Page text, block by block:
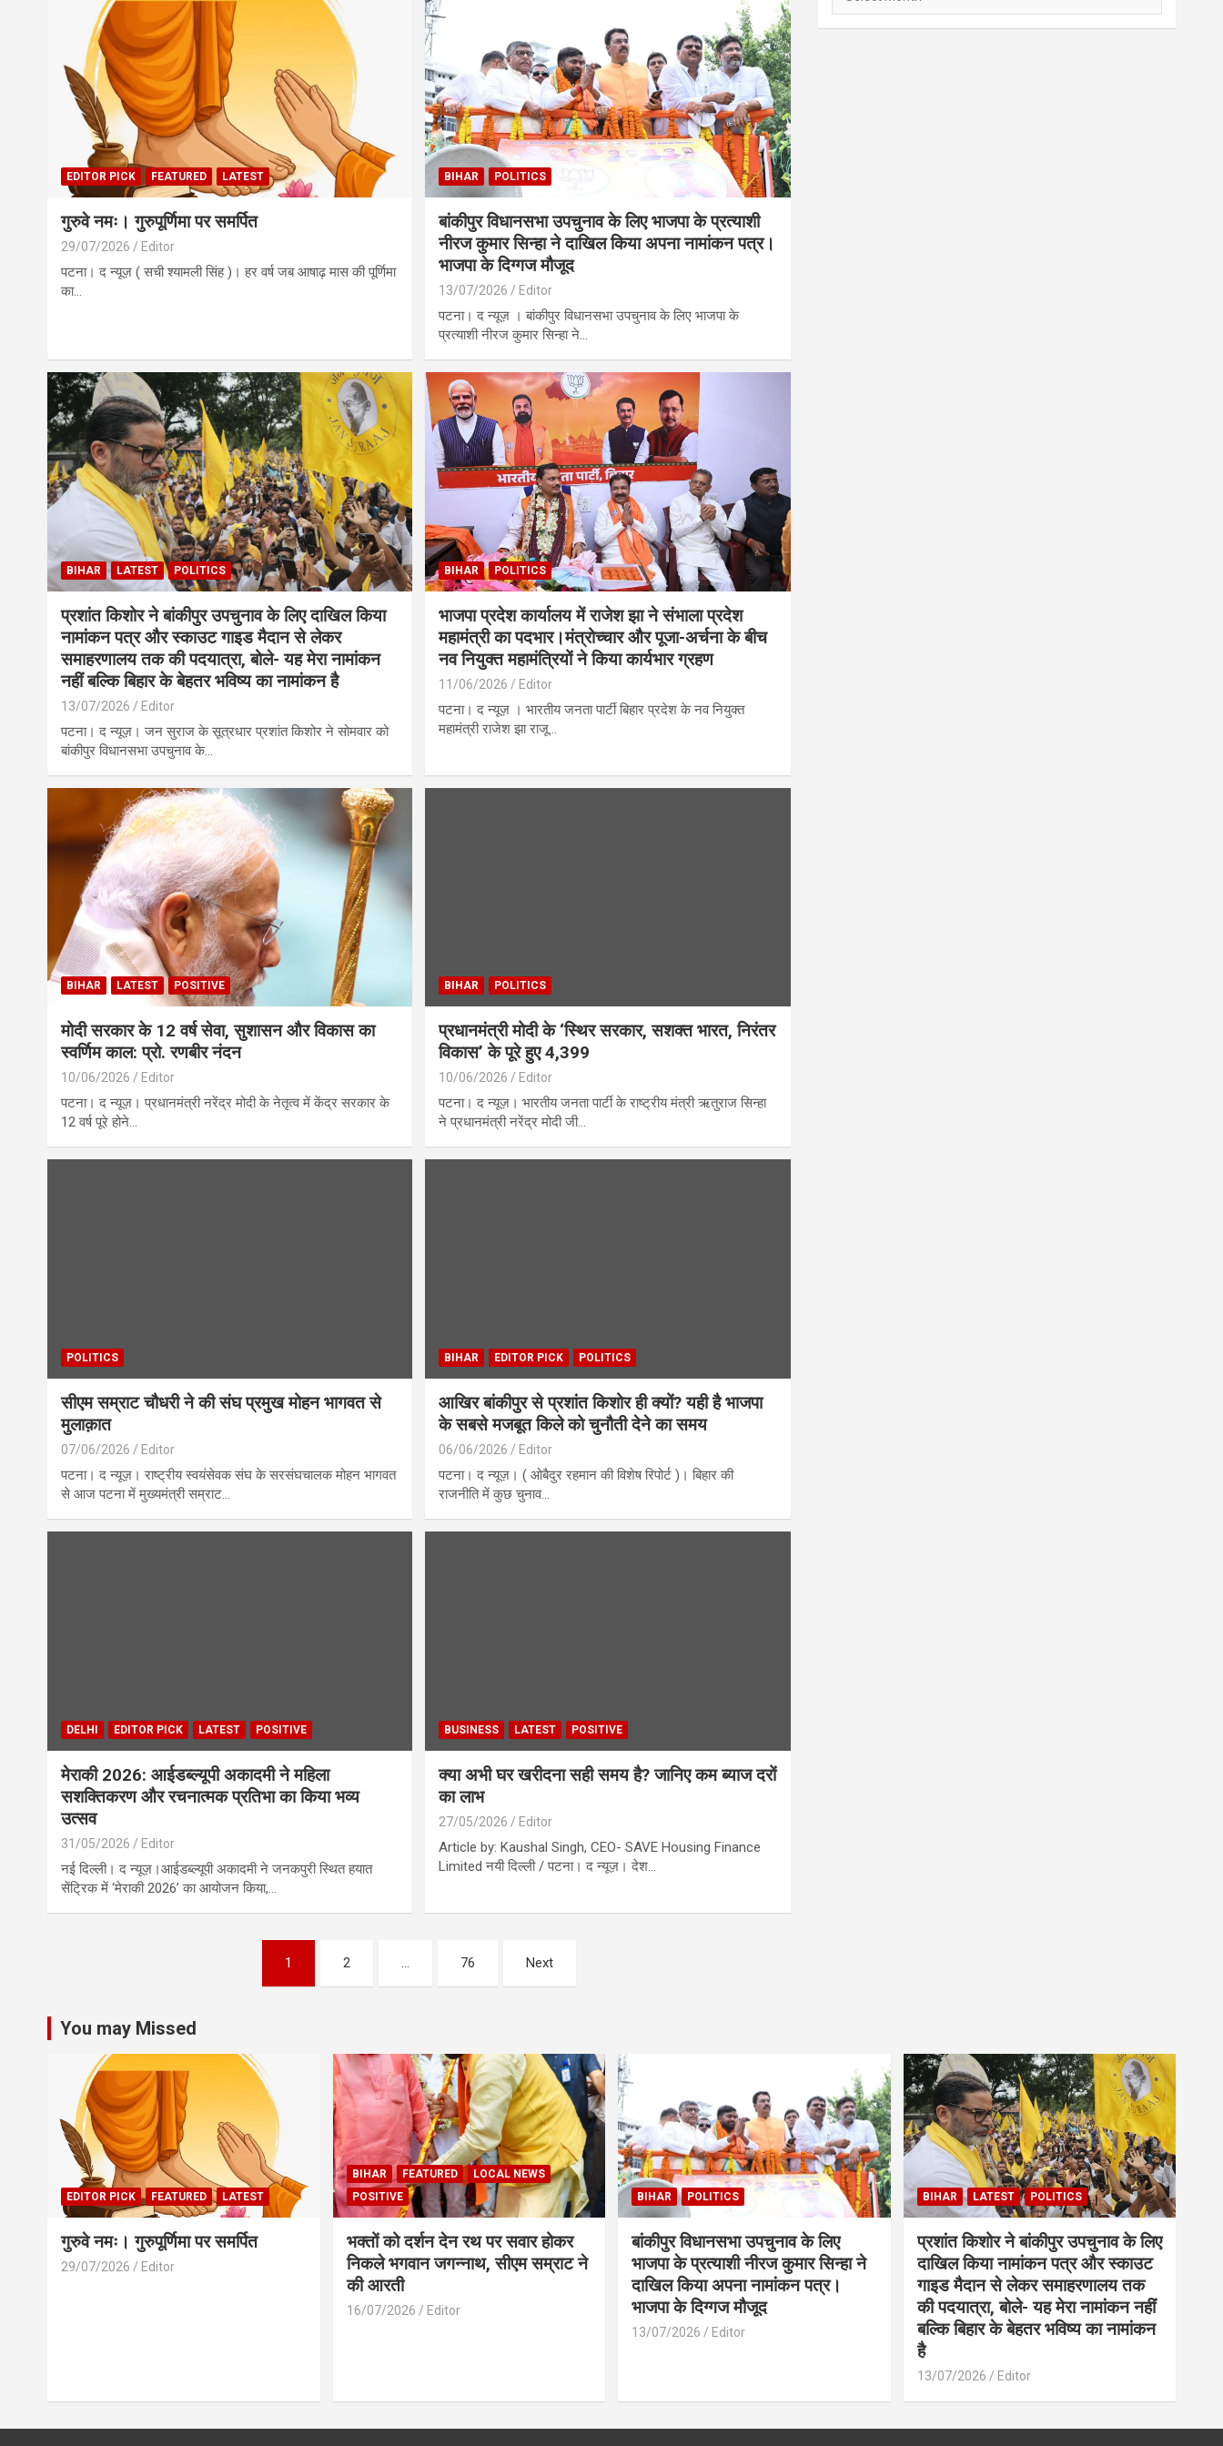
EDITOR PICK FEATURED LATEST
गुरुवे नमः। गुरुपूर्णिमा पर समर्पित
29/07/2026 Editor
पटना। द न्यूज़ ( सची श्यामली सिंह )। हर वर्ष जब आषाढ़ मास की पूर्णिमा
का…
BIHAR POLITICS
बांकीपुर विधानसभा उपचुनाव के लिए भाजपा के प्रत्याशी
नीरज कुमार सिन्हा ने दाखिल किया अपना नामांकन पत्र।
भाजपा के दिग्गज मौजूद
13/07/2026 Editor
‎पटना। द न्यूज़ । बांकीपुर विधानसभा उपचुनाव के लिए भाजपा के
प्रत्याशी नीरज कुमार सिन्हा ने…
BIHAR LATEST POLITICS
प्रशांत किशोर ने बांकीपुर उपचुनाव के लिए दाखिल किया
नामांकन पत्र और स्काउट गाइड मैदान से लेकर
समाहरणालय तक की पदयात्रा, बोले- यह मेरा नामांकन
नहीं बल्कि बिहार के बेहतर भविष्य का नामांकन है
13/07/2026 Editor
पटना। द न्यूज़। जन सुराज के सूत्रधार प्रशांत किशोर ने सोमवार को
बांकीपुर विधानसभा उपचुनाव के…
BIHAR POLITICS
‎भाजपा प्रदेश कार्यालय में राजेश झा ने संभाला प्रदेश
महामंत्री का पदभार।मंत्रोच्चार और पूजा-अर्चना के बीच
नव नियुक्त महामंत्रियों ने किया कार्यभार ग्रहण‎
11/06/2026 Editor
‎‎‎‎पटना। द न्यूज़ । भारतीय जनता पार्टी बिहार प्रदेश के नव नियुक्त
महामंत्री राजेश झा राजू…
BIHAR LATEST POSITIVE
मोदी सरकार के 12 वर्ष सेवा, सुशासन और विकास का
स्वर्णिम काल: प्रो. रणबीर नंदन
10/06/2026 Editor
पटना। द न्यूज़। प्रधानमंत्री नरेंद्र मोदी के नेतृत्व में केंद्र सरकार के
12 वर्ष पूरे होने…
BIHAR POLITICS
प्रधानमंत्री मोदी के ‘स्थिर सरकार, सशक्त भारत, निरंतर
विकास’ के पूरे हुए 4,399
10/06/2026 Editor
पटना। द न्यूज़। भारतीय जनता पार्टी के राष्ट्रीय मंत्री ऋतुराज सिन्हा
ने प्रधानमंत्री नरेंद्र मोदी जी…
POLITICS
सीएम सम्राट चौधरी ने की संघ प्रमुख मोहन भागवत से
मुलाक़ात
07/06/2026 Editor
पटना। द न्यूज़। राष्ट्रीय स्वयंसेवक संघ के सरसंघचालक मोहन भागवत
से आज पटना में मुख्यमंत्री सम्राट…
BIHAR EDITOR PICK POLITICS
आखिर बांकीपुर से प्रशांत किशोर ही क्यों? यही है भाजपा
के सबसे मजबूत किले को चुनौती देने का समय
06/06/2026 Editor
पटना। द न्यूज़। ( ओबैदुर रहमान की विशेष रिपोर्ट )। बिहार की
राजनीति में कुछ चुनाव…
DELHI EDITOR PICK LATEST POSITIVE
मेराकी 2026: आईडब्ल्यूपी अकादमी ने महिला
सशक्तिकरण और रचनात्मक प्रतिभा का किया भव्य
उत्सव
31/05/2026 Editor
नई दिल्ली। द न्यूज़।आईडब्ल्यूपी अकादमी ने जनकपुरी स्थित हयात
सेंट्रिक में ‘मेराकी 2026’ का आयोजन किया,…
BUSINESS LATEST POSITIVE
क्या अभी घर खरीदना सही समय है? जानिए कम ब्याज दरों
का लाभ
27/05/2026 Editor
Article by: Kaushal Singh, CEO- SAVE Housing Finance
Limited नयी दिल्ली / पटना। द न्यूज़। देश…
1 2 … 76 Next
You may Missed
EDITOR PICK FEATURED LATEST
गुरुवे नमः। गुरुपूर्णिमा पर समर्पित
29/07/2026 Editor
BIHAR FEATURED
LOCAL NEWS
POSITIVE
भक्तों को दर्शन देन रथ पर सवार होकर
निकले भगवान जगन्नाथ, सीएम सम्राट ने
की आरती
16/07/2026 Editor
BIHAR POLITICS
बांकीपुर विधानसभा उपचुनाव के लिए
भाजपा के प्रत्याशी नीरज कुमार सिन्हा ने
दाखिल किया अपना नामांकन पत्र।
भाजपा के दिग्गज मौजूद
13/07/2026 Editor
BIHAR LATEST POLITICS
प्रशांत किशोर ने बांकीपुर उपचुनाव के लिए
दाखिल किया नामांकन पत्र और स्काउट
गाइड मैदान से लेकर समाहरणालय तक
की पदयात्रा, बोले- यह मेरा नामांकन नहीं
बल्कि बिहार के बेहतर भविष्य का नामांकन
है
13/07/2026 Editor